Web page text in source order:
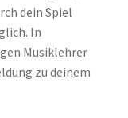
dein Spiel
In
Musiklehrer
zu deinem